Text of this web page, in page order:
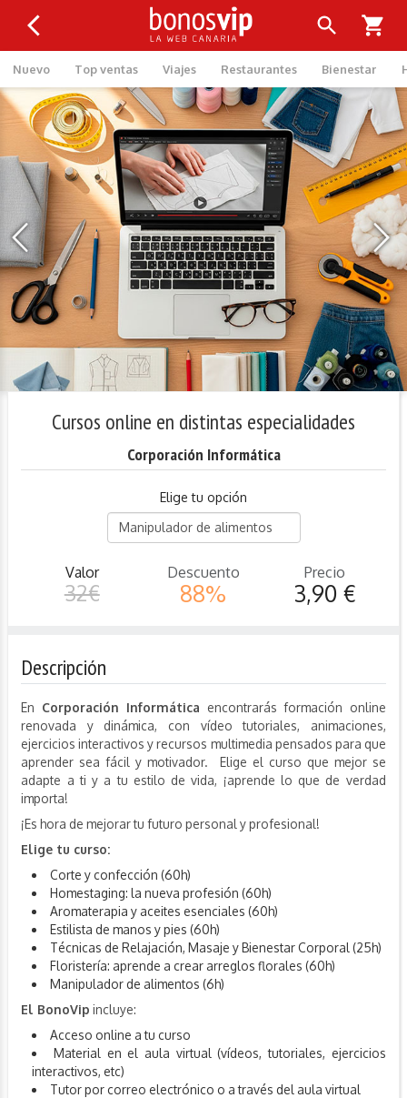
Nuevo Top ventas Viajes Restaurantes Bienestar
‹ ›
Cursos online en distintas especialidades
Corporación Informática
Elige tu opción
Valor
32€
Descuento
88%
Precio
3,90 €
Descripción
En Corporación Informática encontrarás formación online
renovada y dinámica, con vídeo tutoriales, animaciones,
ejercicios interactivos y recursos multimedia pensados para que
aprender sea fácil y motivador. Elige el curso que mejor se
adapte a ti y a tu estilo de vida, ¡aprende lo que de verdad
importa!
¡Es hora de mejorar tu futuro personal y profesional!
Elige tu curso:
Corte y confección (60h)
Homestaging: la nueva profesión (60h)
Aromaterapia y aceites esenciales (60h)
Estilista de manos y pies (60h)
Técnicas de Relajación, Masaje y Bienestar Corporal (25h)
Floristería: aprende a crear arreglos florales (60h)
Manipulador de alimentos (6h)
El BonoVip incluye:
Acceso online a tu curso
Material en el aula virtual (vídeos, tutoriales, ejercicios
interactivos, etc)
Tutor por correo electrónico o a través del aula virtual